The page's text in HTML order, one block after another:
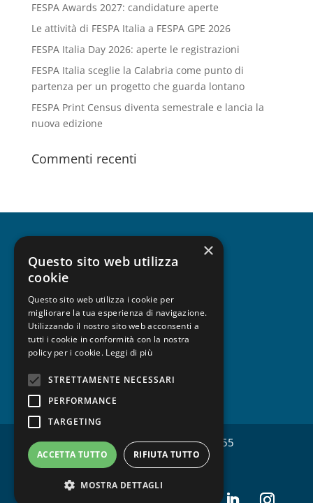
FESPA Awards 2027: candidature aperte
Le attività di FESPA Italia a FESPA GPE 2026
FESPA Italia Day 2026: aperte le registrazioni
FESPA Italia sceglie la Calabria come punto di
partenza per un progetto che guarda lontano
FESPA Print Census diventa semestrale e lancia la
nuova edizione
Commenti recenti
CHI SIAMO
UNISCITI A FESPA
PRIVACY
Copyright © FESPA Italia CF 97428520155
×
Questo sito web utilizza
cookie
Questo sito web utilizza i cookie per
migliorare la tua esperienza di navigazione.
Utilizzando il nostro sito web acconsenti a
tutti i cookie in conformità con la nostra
policy per i cookie. Leggi di più
STRETTAMENTE NECESSARI
PERFORMANCE
TARGETING
ACCETTA TUTTO RIFIUTA TUTTO
MOSTRA DETTAGLI